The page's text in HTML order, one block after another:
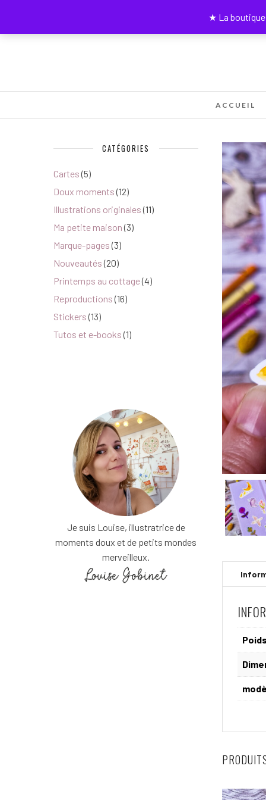
ACCUEIL
CATÉGORIES
Cartes (5)
Doux moments (12)
Illustrations originales (11)
Ma petite maison (3)
Marque-pages (3)
Nouveautés (20)
Printemps au cottage(4)
Reproductions (16)
Stickers (13)
Tutos et e-books (1)
Je suis Louise, illustratrice de
moments doux et de petits mondes
merveilleux.
★ La